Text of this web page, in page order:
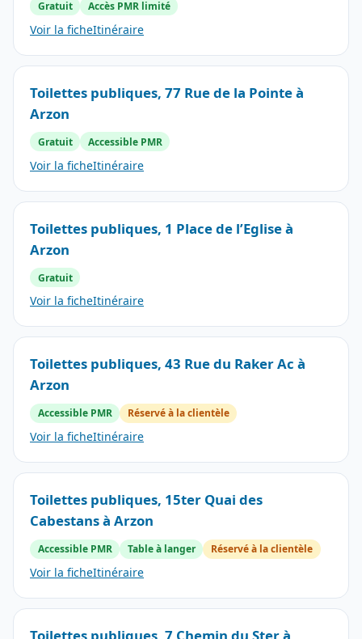
Gratuit Accès PMR limité
Voir la ficheItinéraire
Toilettes publiques, 77 Rue de la Pointe à
Arzon
Gratuit Accessible PMR
Voir la ficheItinéraire
Toilettes publiques, 1 Place de l’Eglise à
Arzon
Gratuit
Voir la ficheItinéraire
Toilettes publiques, 43 Rue du Raker Ac à
Arzon
Accessible PMR Réservé à la clientèle
Voir la ficheItinéraire
Toilettes publiques, 15ter Quai des
Cabestans à Arzon
Accessible PMR Table à langer Réservé à la clientèle
Voir la ficheItinéraire
Toilettes publiques, 7 Chemin du Ster à